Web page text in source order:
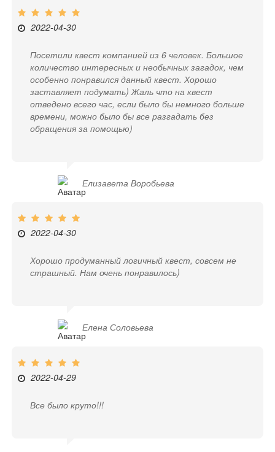
2022-04-30
Посетили квест компанией из 6 человек. Большое
количество интересных и необычных загадок, чем
особенно понравился данный квест. Хорошо
заставляет подумать) Жаль что на квест
отведено всего час, если было бы немного больше
времени, можно было бы все разгадать без
обращения за помощью)
Елизавета Воробьева
2022-04-30
Хорошо продуманный логичный квест, совсем не
страшный. Нам очень понравилось)
Елена Соловьева
2022-04-29
Все было круто!!!